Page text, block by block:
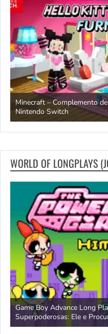
e Friends –
data de
WORLD OF LONGPLAYS
Meninas
[World of Longplays]
Amiga